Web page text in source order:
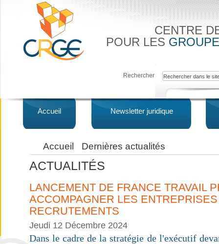
CENTRE
POUR LES
Rechercher
Accueil Newsletter juridique
Accueil Dernières actualités
ACTUALITÉS
LANCEMENT DE FRANCE TRAVAIL
ACCOMPAGNER LES
RECRUTEMENTS
Jeudi 12 Décembre 2024
Dans le cadre de la stratégie de l'exécutif